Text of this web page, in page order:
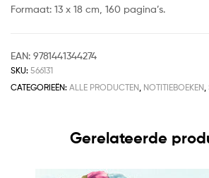
Formaat: 13 x 18 cm, 160 pagina’s.
EAN: 9781441344274
SKU: 566131
CATEGORIEËN: ALLE PRODUCTEN NOTITIEBOEKEN
Gerelateerde